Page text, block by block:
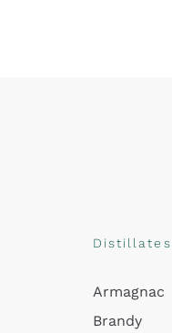
Distillates
Armagnac
Brandy